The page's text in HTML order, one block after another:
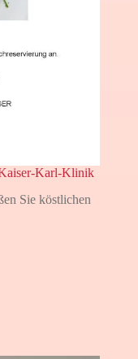
Kaiser-Karl-Klinik
Sie köstlichen